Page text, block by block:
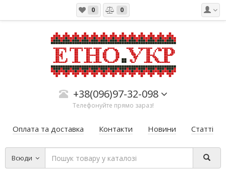
0 0
+38(096)97-32-098
Телефонуйте прямо зараз!
Оплата та доставка Контакти Новини Статті
Всюди